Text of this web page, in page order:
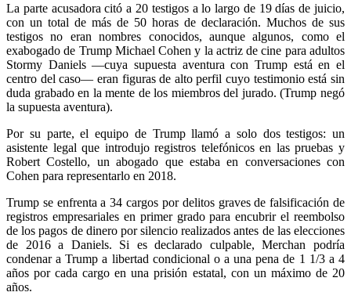
La parte acusadora citó a 20 testigos a lo largo de 19 días de juicio,
con un total de más de 50 horas de declaración. Muchos de sus
testigos no eran nombres conocidos, aunque algunos, como el
exabogado de Trump Michael Cohen y la actriz de cine para adultos
Stormy Daniels —cuya supuesta aventura con Trump está en el
centro del caso— eran figuras de alto perfil cuyo testimonio está sin
duda grabado en la mente de los miembros del jurado. (Trump negó
la supuesta aventura).
Por su parte, el equipo de Trump llamó a solo dos testigos: un
asistente legal que introdujo registros telefónicos en las pruebas y
Robert Costello, un abogado que estaba en conversaciones con
Cohen para representarlo en 2018.
Trump se enfrenta a 34 cargos por delitos graves de falsificación de
registros empresariales en primer grado para encubrir el reembolso
de los pagos de dinero por silencio realizados antes de las elecciones
de 2016 a Daniels. Si es declarado culpable, Merchan podría
condenar a Trump a libertad condicional o a una pena de 1 1/3 a 4
años por cada cargo en una prisión estatal, con un máximo de 20
años.